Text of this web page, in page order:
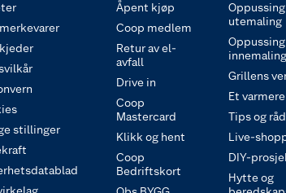
stillinger
Åpent kjøp
Coop medlem
Retur av el-
avfall
Drive in
Coop
Mastercard
Klikk og hent
Coop
Bedriftskort
utemaling
innemaling
Grillens
Et
Tips og råd
Live-
DIY-
Hytte og